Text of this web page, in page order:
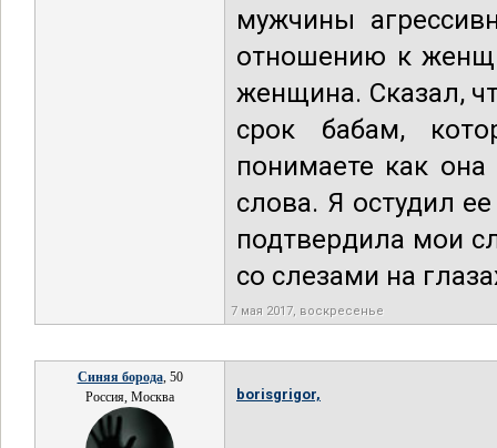
мужчины
отношению к
женщина. Сказал,
срок бабам,
понимаете как она
слова. Я остудил
подтвердила мои
со слезами на
7 мая 2017, воскресенье
Синяя борода, 50
Россия, Москва
borisgrigor,